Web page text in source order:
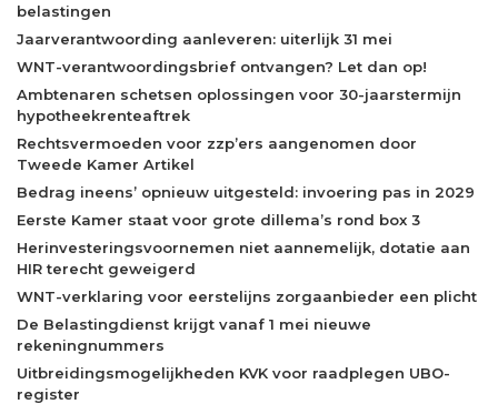
belastingen
Jaarverantwoording aanleveren: uiterlijk 31 mei
WNT-verantwoordingsbrief ontvangen? Let dan op!
Ambtenaren schetsen oplossingen voor 30-jaarstermijn
hypotheekrenteaftrek
Rechtsvermoeden voor zzp’ers aangenomen door
Tweede Kamer Artikel
Bedrag ineens’ opnieuw uitgesteld: invoering pas in 2029
Eerste Kamer staat voor grote dillema’s rond box 3
Herinvesteringsvoornemen niet aannemelijk, dotatie aan
HIR terecht geweigerd
WNT-verklaring voor eerstelijns zorgaanbieder een plicht
De Belastingdienst krijgt vanaf 1 mei nieuwe
rekeningnummers
Uitbreidingsmogelijkheden KVK voor raadplegen UBO-
register